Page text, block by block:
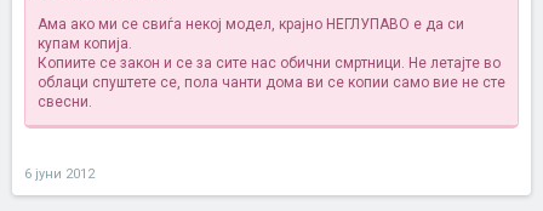
Ама ако ми се свиѓа некој модел, крајно НЕГЛУПАВО е да си
купам копија.
Копиите се закон и се за сите нас обични смртници. Не летајте во
облаци спуштете се, пола чанти дома ви се копии само вие не сте
свесни.
6 јуни 2012